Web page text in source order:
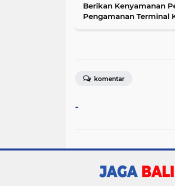
Berikan Kenyamanan Penumpang, Polres
Pengamanan Terminal
komentar
-